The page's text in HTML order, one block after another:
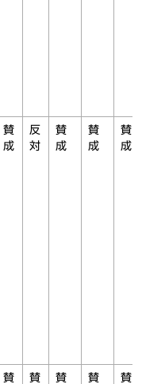
賛
成
反
対
賛
成
賛
成
賛
成
賛
賛
賛
賛
賛